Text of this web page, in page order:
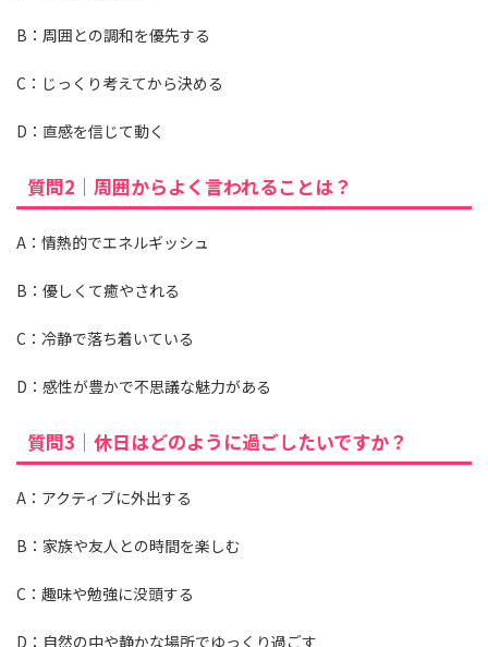
B：周囲との調和を優先する
C：じっくり考えてから決める
D：直感を信じて動く
質問2｜周囲からよく言われることは？
A：情熱的でエネルギッシュ
B：優しくて癒やされる
C：冷静で落ち着いている
D：感性が豊かで不思議な魅力がある
質問3｜休日はどのように過ごしたいですか？
A：アクティブに外出する
B：家族や友人との時間を楽しむ
C：趣味や勉強に没頭する
D：自然の中や静かな場所でゆっくり過ごす